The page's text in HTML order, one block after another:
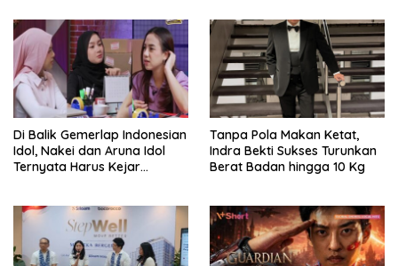
Di Balik Gemerlap Indonesian
Idol, Nakei dan Aruna Idol
Ternyata Harus Kejar
Tanpa Pola Makan Ketat,
Indra Bekti Sukses Turunkan
Berat Badan hingga 10 Kg